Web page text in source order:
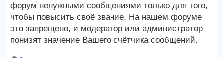
форум ненужными сообщениями только для того,
чтобы повысить своё звание. На нашем форуме
это запрещено, и модератор или администратор
понизят значение Вашего счётчика сообщений.